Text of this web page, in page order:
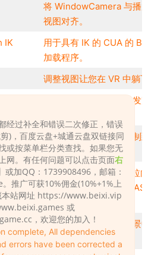
将 WindowCamera 与播
视图对齐。
IK
用于具有 IK 的 CUA 的
加载程序。
调整视图让您在 VR 中躺
你的麦克风现在也可以发
将变形从一个人原子复制
一个人原子。
在 VR 中将选定的对象拉
部并推动；桌面上的
移动。
会话插件，它将覆盖场景
有人的虹膜放置变形。
经过补全和错误二次修正，错误
)，百度云盘+城通云盘双链接同
或按菜单栏分类查找。如果您无
网。有任何问题可以点击页面右
或加QQ：1739908496，邮箱：
。推广可获10%佣金(10%+1%上
本站网址 https://www.beixi.vip
或
，欢迎您的加入！
complete, All dependencies
errors have been corrected a